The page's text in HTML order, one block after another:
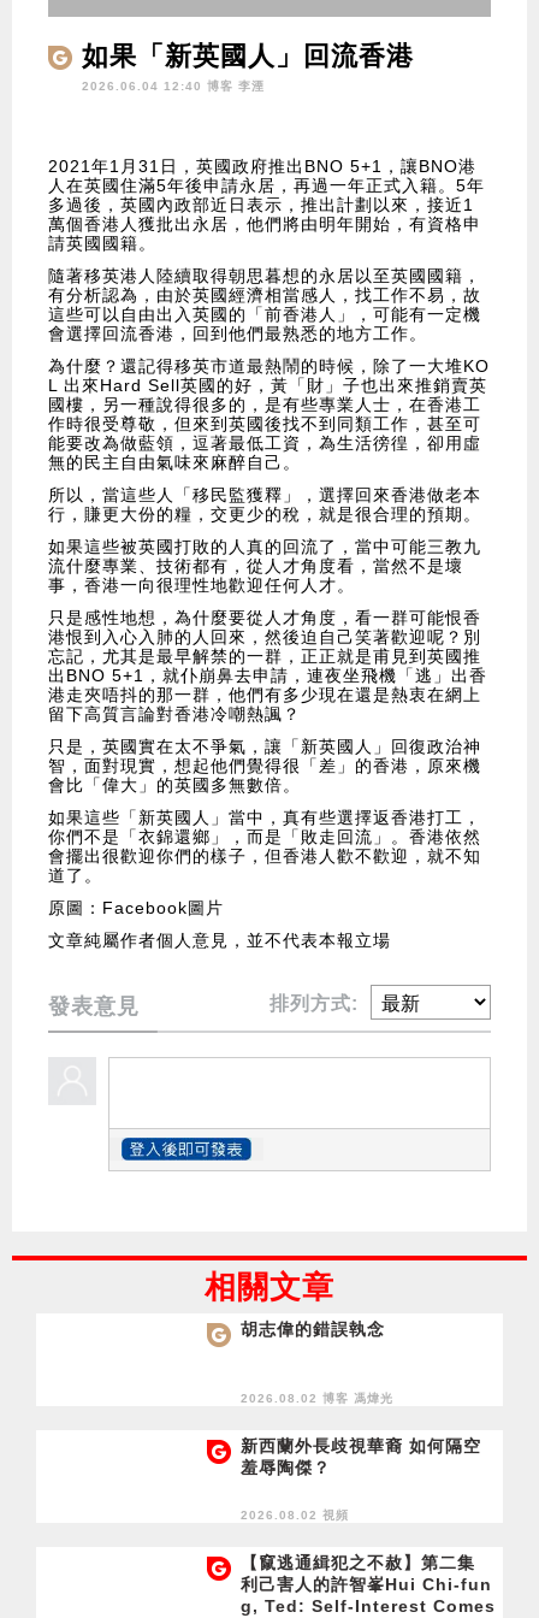
如果「新英國人」回流香港
2026.06.04 12:40 博客 李湮
2021年1月31日，英國政府推出BNO 5+1，讓BNO港
人在英國住滿5年後申請永居，再過一年正式入籍。5年
多過後，英國內政部近日表示，推出計劃以來，接近1
萬個香港人獲批出永居，他們將由明年開始，有資格申
請英國國籍。
隨著移英港人陸續取得朝思暮想的永居以至英國國籍，
有分析認為，由於英國經濟相當感人，找工作不易，故
這些可以自由出入英國的「前香港人」，可能有一定機
會選擇回流香港，回到他們最熟悉的地方工作。
為什麼？還記得移英市道最熱鬧的時候，除了一大堆KO
L 出來Hard Sell英國的好，黃「財」子也出來推銷賣英
國樓，另一種說得很多的，是有些專業人士，在香港工
作時很受尊敬，但來到英國後找不到同類工作，甚至可
能要改為做藍領，逗著最低工資，為生活徬徨，卻用虛
無的民主自由氣味來麻醉自己。
所以，當這些人「移民監獲釋」，選擇回來香港做老本
行，賺更大份的糧，交更少的稅，就是很合理的預期。
如果這些被英國打敗的人真的回流了，當中可能三教九
流什麼專業、技術都有，從人才角度看，當然不是壞
事，香港一向很理性地歡迎任何人才。
只是感性地想，為什麼要從人才角度，看一群可能恨香
港恨到入心入肺的人回來，然後迫自己笑著歡迎呢？別
忘記，尤其是最早解禁的一群，正正就是甫見到英國推
出BNO 5+1，就仆崩鼻去申請，連夜坐飛機「逃」出香
港走夾唔抖的那一群，他們有多少現在還是熱衷在網上
留下高質言論對香港冷嘲熱諷？
只是，英國實在太不爭氣，讓「新英國人」回復政治神
智，面對現實，想起他們覺得很「差」的香港，原來機
會比「偉大」的英國多無數倍。
如果這些「新英國人」當中，真有些選擇返香港打工，
你們不是「衣錦還鄉」，而是「敗走回流」。香港依然
會擺出很歡迎你們的樣子，但香港人歡不歡迎，就不知
道了。
原圖：Facebook圖片
文章純屬作者個人意見，並不代表本報立場
發表意見 排列方式:
相關文章
胡志偉的錯誤執念
2026.08.02 博客 馮煒光
新西蘭外長歧視華裔 如何隔空
羞辱陶傑？
2026.08.02 視頻
【竄逃通緝犯之不赦】第二集
利己害人的許智峯Hui Chi-fun
g, Ted: Self-Interest Comes